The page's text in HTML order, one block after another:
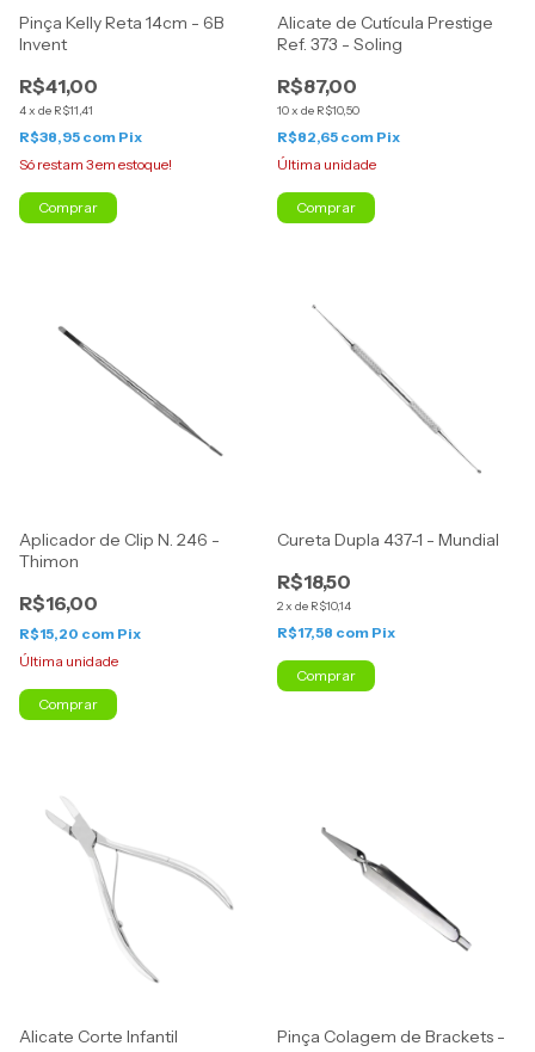
Pinça Kelly Reta 14cm - 6B
Invent
R$41,00
4x de R$11,41
R$38,95 com Pix
Só restam 3em estoque!
Alicate de Cutícula Prestige
Ref. 373 - Soling
R$87,00
10x de R$10,50
R$82,65 com Pix
Última unidade
Aplicador de Clip N. 246 -
Thimon
R$16,00
R$15,20 com Pix
Última unidade
Cureta Dupla 437-1 - Mundial
R$18,50
2x de R$10,14
R$17,58 com Pix
Alicate Corte Infantil
Pinça Colagem de Brackets -